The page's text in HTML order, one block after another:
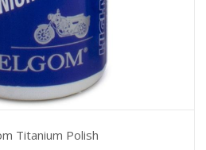
Titanium Polish